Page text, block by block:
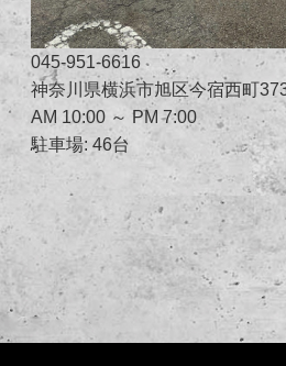
045-951-6616
神奈川県横浜市旭区今宿西町
AM 10:00 ～ PM 7:00
駐車場: 46台